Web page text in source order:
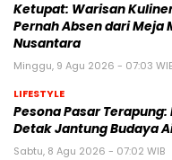
Ketupat: Warisan
Pernah Absen dari Meja
Nusantara
Minggu, 9 Agu 2026 - 07:03
LIFESTYLE
Pesona Pasar
Detak Jantung Budaya
Sabtu, 8 Agu 2026 - 07:02 WIB